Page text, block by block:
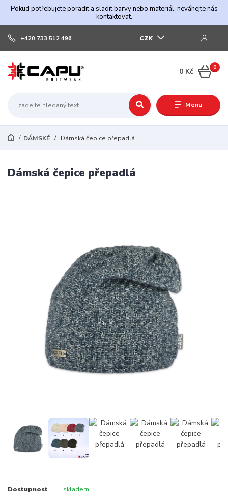
Pokud potřebujete poradit a sladit barvy nebo materiál, neváhejte nás
kontaktovat.
Menu
CZK
+420 733 512 496
0
0 Kč
DÁMSKÉ Dámská čepice přepadlá
Dámská čepice přepadlá
Dostupnost skladem